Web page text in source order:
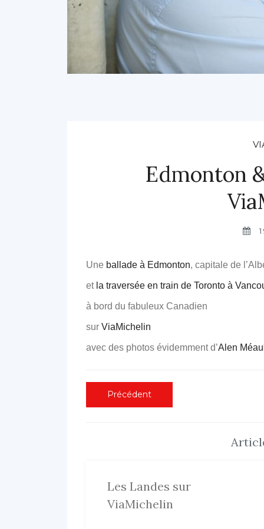
Edmonton
Une ballade à Edmonton, capitale de
et la traversée en train de Toronto à
à bord du fabuleux Canadien
sur ViaMichelin
avec des photos évidemment d’Alen
Navigation
de
PrécédentArticle
précédent
Les Landes sur
ViaMichelin